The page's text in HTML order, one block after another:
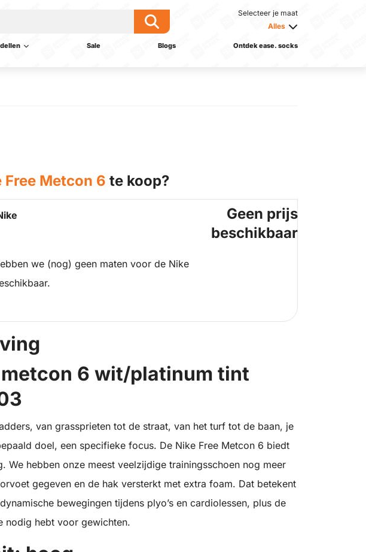
Selecteer je maat
Alles
Sale Blogs Ontdek ease. socks
Free Metcon 6 te koop?
we (nog) geen maten voor de Nike
Geen prijs
beschikbaar
6 wit/platinum tint
van grassprieten tot de straat, van het turf tot de baan, je
doel, een specifieke focus. De Nike Free Metcon 6 biedt
We hebben onze meest veelzijdige trainingsschoen nog meer
gegeven en de hak versterkt met extra foam. Dat betekent
bewegingen tijdens plyo’s en cardiolessen, plus de
nodig hebt voor gewichten.